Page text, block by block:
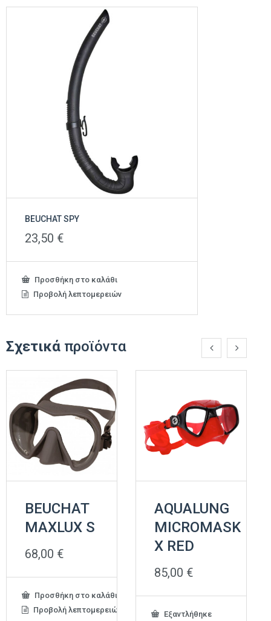
BEUCHAT SPY
23,50 €
Προσθήκη στο καλάθι
Προβολή λεπτομερειών
Σχετικά προϊόντα
BEUCHAT
MAXLUX S
68,00 €
Προσθήκη στο καλάθι
Προβολή λεπτομερειών
AQUALUNG
MICROMASK
X RED
85,00 €
Εξαντλήθηκε